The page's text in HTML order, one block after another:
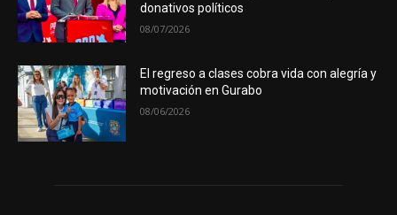
donativos políticos
08/07/2026
El regreso a clases cobra vida con alegría y
motivación en Gurabo
08/06/2026